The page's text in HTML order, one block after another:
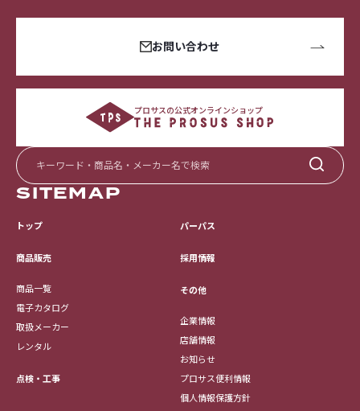
お問い合わせ
プロサスの公式オンラインショップ
SITEMAP
トップ
商品販売
商品一覧
電子カタログ
取扱メーカー
レンタル
点検・工事
パーパス
採用情報
その他
企業情報
店舗情報
お知らせ
プロサス便利情報
個人情報保護方針